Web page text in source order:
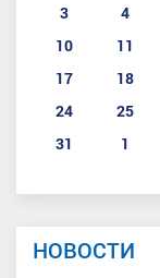
3
4
10
11
17
18
24
25
31
1
НОВОСТИ